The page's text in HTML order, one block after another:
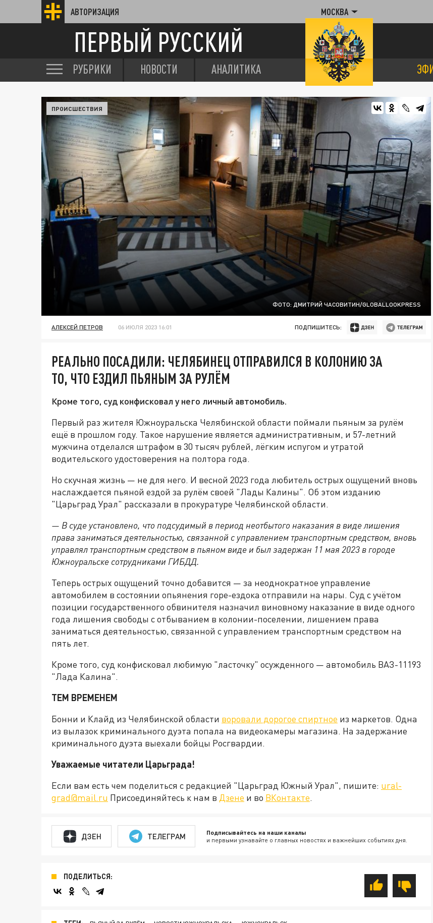
АВТОРИЗАЦИЯ МОСКВА
ПЕРВЫЙ РУССКИЙ
РУБРИКИ НОВОСТИ АНАЛИТИКА
ФОТО: ДМИТРИЙ ЧАСОВИТИН/GLOBALLOOKPRESS
ПРОИСШЕСТВИЯ
АЛЕКСЕЙ ПЕТРОВ 06 ИЮЛЯ 2023 16:01 ПОДПИШИТЕСЬ:
РЕАЛЬНО ПОСАДИЛИ: ЧЕЛЯБИНЕЦ ОТПРАВИЛСЯ В КОЛОНИЮ ЗА
ТО, ЧТО ЕЗДИЛ ПЬЯНЫМ ЗА РУЛЁМ
Кроме того, суд конфисковал у него личный автомобиль.
Первый раз жителя Южноуральска Челябинской области поймали пьяным за рулём
ещё в прошлом году. Такое нарушение является административным, и 57-летний
мужчина отделался штрафом в 30 тысяч рублей, лёгким испугом и утратой
водительского удостоверения на полтора года.
Но скучная жизнь — не для него. И весной 2023 года любитель острых ощущений вновь
наслаждается пьяной ездой за рулём своей "Лады Калины". Об этом изданию
"Царьград Урал" рассказали в прокуратуре Челябинской области.
— В суде установлено, что подсудимый в период неотбытого наказания в виде лишения
права заниматься деятельностью, связанной с управлением транспортным средством, вновь
управлял транспортным средством в пьяном виде и был задержан 11 мая 2023 в городе
Южноуральске сотрудниками ГИБДД.
Теперь острых ощущений точно добавится — за неоднократное управление
автомобилем в состоянии опьянения горе-ездока отправили на нары. Суд с учётом
позиции государственного обвинителя назначил виновному наказание в виде одного
года лишения свободы с отбыванием в колонии-поселении, лишением права
заниматься деятельностью, связанной с управлением транспортным средством на
пять лет.
Кроме того, суд конфисковал любимую "ласточку" осужденного — автомобиль ВАЗ-11193
"Лада Калина".
ТЕМ ВРЕМЕНЕМ
Бонни и Клайд из Челябинской области воровали дорогое спиртное из маркетов. Одна
из вылазок криминального дуэта попала на видеокамеры магазина. На задержание
криминального дуэта выехали бойцы Росгвардии.
Уважаемые читатели Царьграда!
Если вам есть чем поделиться с редакцией "Царьград Южный Урал", пишите: ural-
grad@mail.ru Присоединяйтесь к нам в Дзене и во ВКонтакте.
ДЗЕН ТЕЛЕГРАМ Подписывайтесь на наши каналы
и первыми узнавайте о главных новостях и важнейших событиях дня.
ПОДЕЛИТЬСЯ: